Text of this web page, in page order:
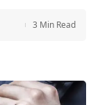
3 Min Read